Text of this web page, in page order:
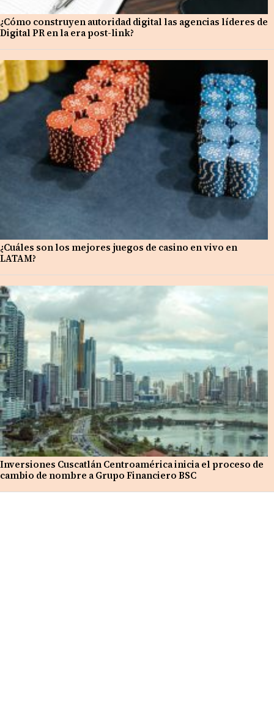
¿Cómo construyen autoridad digital las agencias líderes de
Digital PR en la era post-link?
¿Cuáles son los mejores juegos de casino en vivo en
LATAM?
Inversiones Cuscatlán Centroamérica inicia el proceso de
cambio de nombre a Grupo Financiero BSC